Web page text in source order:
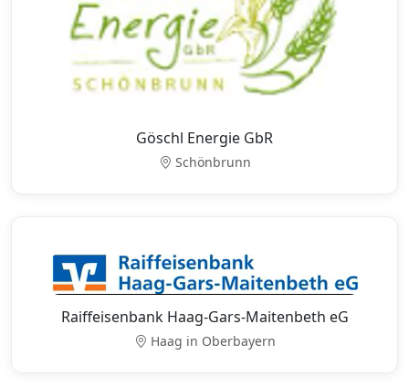
Göschl Energie GbR
Schönbrunn
Raiffeisenbank Haag-Gars-Maitenbeth eG
Haag in Oberbayern